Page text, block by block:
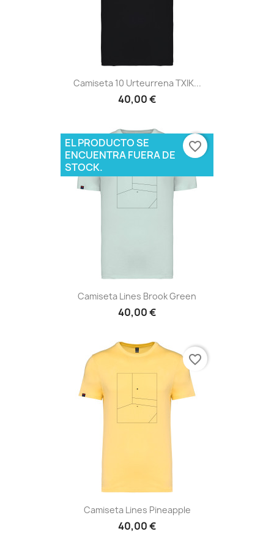
Camiseta 10 Urteurrena TXIK...
40,00 €
Camiseta Lines Brook Green
40,00 €
EL PRODUCTO SE
ENCUENTRA FUERA DE
STOCK.
favorite_border
Camiseta Lines Pineapple
40,00 €
favorite_border